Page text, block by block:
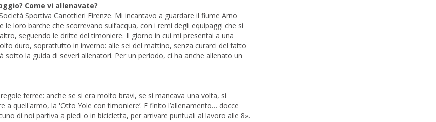
Come vi allenavate?
Sportiva Canottieri Firenze. Mi incantavo a guardare il fiume Arno
loro barche che scorrevano sull’acqua, con i remi degli equipaggi che si
seguendo le dritte del timoniere. Il giorno in cui mi presentai a una
duro, soprattutto in inverno: alle sei del mattino, senza curarci del fatto
la guida di severi allenatori. Per un periodo, ci ha anche allenato un
ferree: anche se si era molto bravi, se si mancava una volta, si
quell'armo, la 'Otto Yole con timoniere’. E finito l’allenamento… docce
di noi partiva a piedi o in bicicletta, per arrivare puntuali al lavoro alle 8».